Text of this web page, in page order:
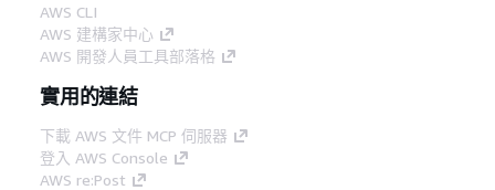
AWS CLI
AWS 建構家中心
AWS 開發人員工具部落格
實用的連結
下載 AWS 文件 MCP 伺服器
登入 AWS Console
AWS re:Post